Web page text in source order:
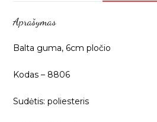
Aprašymas
Balta guma, 6cm pločio
Kodas – 8806
Sudėtis: poliesteris